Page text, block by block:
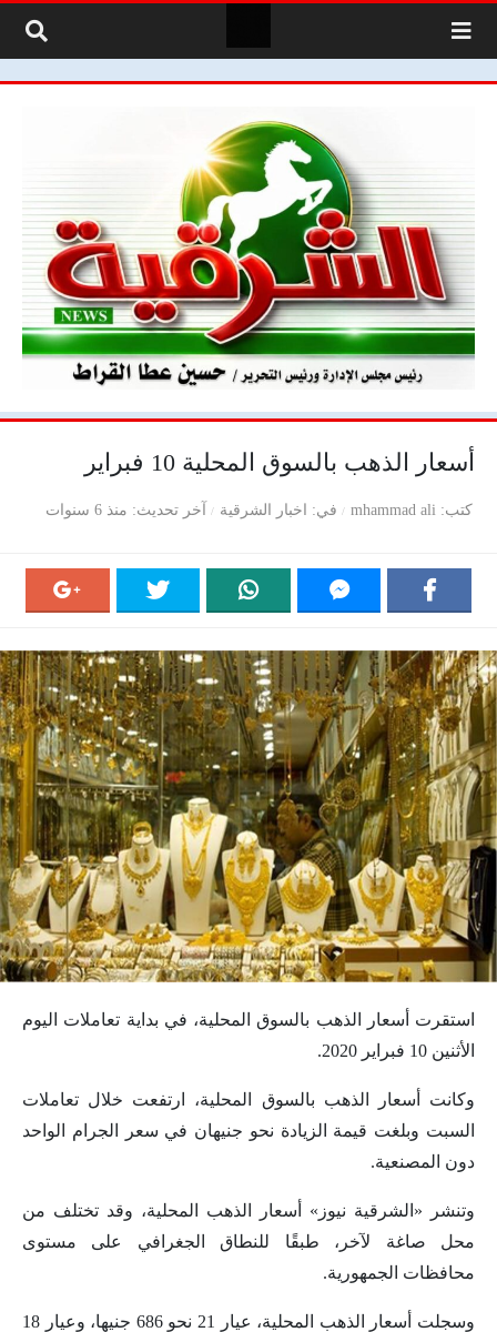
أسعار الذهب بالسوق المحلية 10 فبراير
كتب mhammad ali في اخبار الشرقية آخر تحديث منذ 6 سنوات
استقرت أسعار الذهب بالسوق المحلية، في بداية تعاملات اليوم
الأثنين 10 فبراير 2020.
وكانت أسعار الذهب بالسوق المحلية، ارتفعت خلال تعاملات
السبت وبلغت قيمة الزيادة نحو جنيهان في سعر الجرام الواحد
دون المصنعية.
وتنشر «الشرقية نيوز» أسعار الذهب المحلية، وقد تختلف من
محل صاغة لآخر، طبقًا للنطاق الجغرافي على مستوى
محافظات الجمهورية.
وسجلت أسعار الذهب المحلية، عيار 21 نحو 686 جنيها، وعيار 18